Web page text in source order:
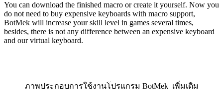
You can download the finished macro or create it yourself. Now you
do not need to buy expensive keyboards with macro support,
BotMek will increase your skill level in games several times,
besides, there is not any difference between an expensive keyboard
and our virtual keyboard.
ภาพประกอบการใช้งานโปรแกรม BotMek เพิ่มเติม